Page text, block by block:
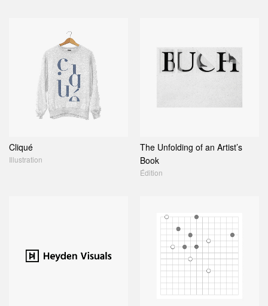
Cliqué
Illustration
The Unfolding of an Artist’s
Book
Édition